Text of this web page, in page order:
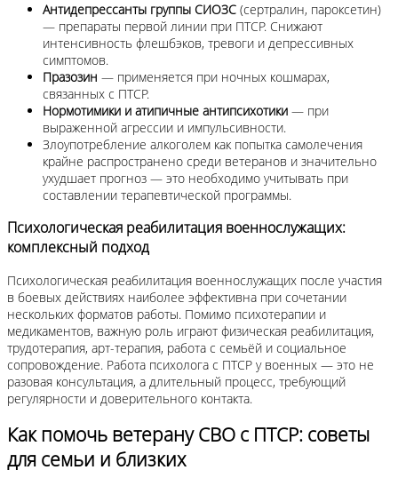
Антидепрессанты группы СИОЗС (сертралин, пароксетин)
— препараты первой линии при ПТСР. Снижают
интенсивность флешбэков, тревоги и депрессивных
симптомов.
Празозин — применяется при ночных кошмарах,
связанных с ПТСР.
Нормотимики и атипичные антипсихотики — при
выраженной агрессии и импульсивности.
Злоупотребление алкоголем как попытка самолечения
крайне распространено среди ветеранов и значительно
ухудшает прогноз — это необходимо учитывать при
составлении терапевтической программы.
Психологическая реабилитация военнослужащих:
комплексный подход
Психологическая реабилитация военнослужащих после участия
в боевых действиях наиболее эффективна при сочетании
нескольких форматов работы. Помимо психотерапии и
медикаментов, важную роль играют физическая реабилитация,
трудотерапия, арт-терапия, работа с семьёй и социальное
сопровождение. Работа психолога с ПТСР у военных — это не
разовая консультация, а длительный процесс, требующий
регулярности и доверительного контакта.
Как помочь ветерану СВО с ПТСР: советы
для семьи и близких